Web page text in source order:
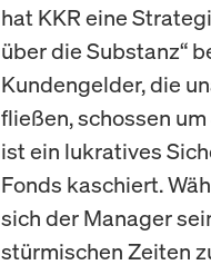
hat KKR eine
über die Substanz“
Kundengelder, die
fließen, schossen
ist ein lukratives
Fonds kaschiert.
sich der Manager
stürmischen Zeiten